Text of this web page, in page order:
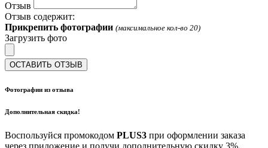
Отзыв
Отзыв содержит:
Прикрепить фотографии (максимальное кол-во 20)
Загрузить фото
ОСТАВИТЬ ОТЗЫВ
Фотографии из отзыва
Дополнительная скидка!
Воспользуйся промокодом PLUS3 при оформлении заказа
через приложение и получи дополнительную скидку 3%.